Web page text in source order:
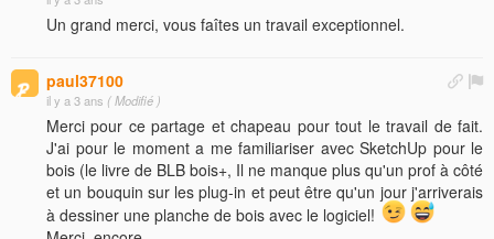
Un grand merci, vous faîtes un travail exceptionnel.
paul37100
il y a 3 ans ( Modifié )
Merci pour ce partage et chapeau pour tout le travail de fait.
J'ai pour le moment a me familiariser avec SketchUp pour le
bois (le livre de BLB bois+, Il ne manque plus qu'un prof à côté
et un bouquin sur les plug-in et peut être qu'un jour j'arriverais
à dessiner une planche de bois avec le logiciel!